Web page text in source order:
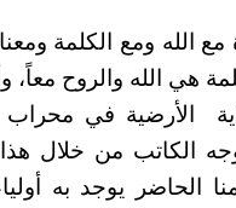
مع الله ومع الكلمة
هي الله والروح معاً،
الأرضية في محراب
ويوجه الكاتب من خلال
الحاضر يوجد به